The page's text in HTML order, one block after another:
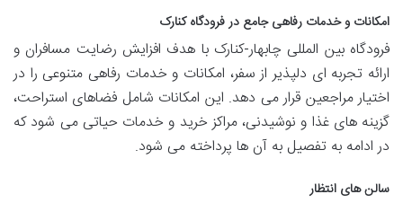
امکانات و خدمات رفاهی جامع در فرودگاه کنارک
فرودگاه بین المللی چابهار-کنارک با هدف افزایش رضایت مسافران و
ارائه تجربه ای دلپذیر از سفر، امکانات و خدمات رفاهی متنوعی را در
اختیار مراجعین قرار می دهد. این امکانات شامل فضاهای استراحت،
گزینه های غذا و نوشیدنی، مراکز خرید و خدمات حیاتی می شود که
در ادامه به تفصیل به آن ها پرداخته می شود.
سالن های انتظار